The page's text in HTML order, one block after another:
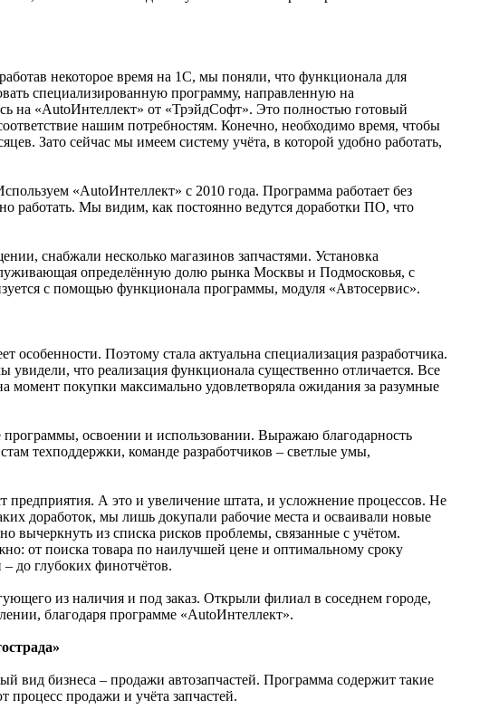
некоторое время на 1С, мы поняли, что функционала для
специализированную программу, направленную на
на «AutoИнтеллект» от «ТрэйдСофт». Это полностью готовый
нашим потребностям. Конечно, необходимо время, чтобы
Зато сейчас мы имеем систему учёта, в которой удобно работать,
«AutoИнтеллект» с 2010 года. Программа работает без
работать. Мы видим, как постоянно ведутся доработки ПО, что
снабжали несколько магазинов запчастями. Установка
определённую долю рынка Москвы и Подмосковья, с
с помощью функционала программы, модуля «Автосервис».
Поэтому стала актуальна специализация разработчика.
что реализация функционала существенно отличается. Все
момент покупки максимально удовлетворяла ожидания за разумные
освоении и использовании. Выражаю благодарность
техподдержки, команде разработчиков – светлые умы,
А это и увеличение штата, и усложнение процессов. Не
доработок, мы лишь докупали рабочие места и осваивали новые
вычеркнуть из списка рисков проблемы, связанные с учётом.
от поиска товара по наилучшей цене и оптимальному сроку
до глубоких финотчётов.
из наличия и под заказ. Открыли филиал в соседнем городе,
благодаря программе «AutoИнтеллект».
вид бизнеса – продажи автозапчастей. Программа содержит такие
продажи и учёта запчастей.